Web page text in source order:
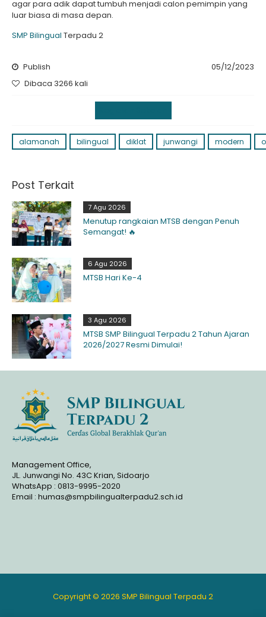
agar para adik dapat tumbuh menjadi calon pemimpin yang
luar biasa di masa depan.
SMP Bilingual Terpadu 2
Publish
05/12/2023
Dibaca 3266 kali
alamanah bilingual diklat junwangi modern
Post Terkait
7 Agu 2026
Menutup rangkaian MTSB dengan Penuh
Semangat! 🔥
6 Agu 2026
MTSB Hari Ke-4
3 Agu 2026
MTSB SMP Bilingual Terpadu 2 Tahun Ajaran
2026/2027 Resmi Dimulai!
Management Office,
JL. Junwangi No. 43C Krian, Sidoarjo
WhatsApp : 0813-9995-2020
Email : humas@smpbilingualterpadu2.sch.id
Copyright © 2026 SMP Bilingual Terpadu 2